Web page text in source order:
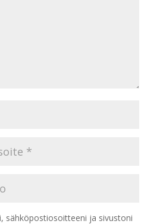
sähköpostiosoitteeni ja sivustoni